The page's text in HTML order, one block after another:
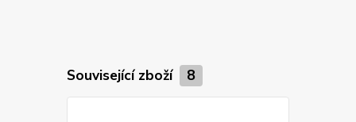
Související zboží 8